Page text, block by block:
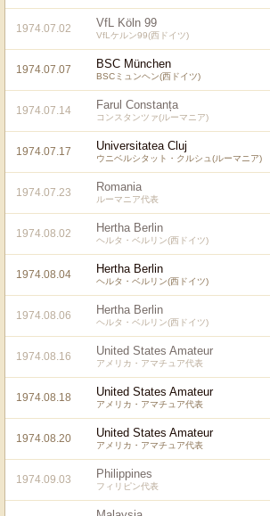
1974.07.02 VfL Köln 99
VfLケルン99(西ドイツ)
1974.07.07 BSC München
BSCミュンヘン(西ドイツ)
1974.07.14 Farul Constanța
コンスタンツァ(ルーマニア)
1974.07.17 Universitatea Cluj
ウニベルシタット・クルシュ(ルーマニア)
1974.07.23 Romania
ルーマニア代表
1974.08.02 Hertha Berlin
ヘルタ・ベルリン(西ドイツ)
1974.08.04 Hertha Berlin
ヘルタ・ベルリン(西ドイツ)
1974.08.06 Hertha Berlin
ヘルタ・ベルリン(西ドイツ)
1974.08.16 United States Amateur
アメリカ・アマチュア代表
1974.08.18 United States Amateur
アメリカ・アマチュア代表
1974.08.20 United States Amateur
アメリカ・アマチュア代表
1974.09.03 Philippines
フィリピン代表